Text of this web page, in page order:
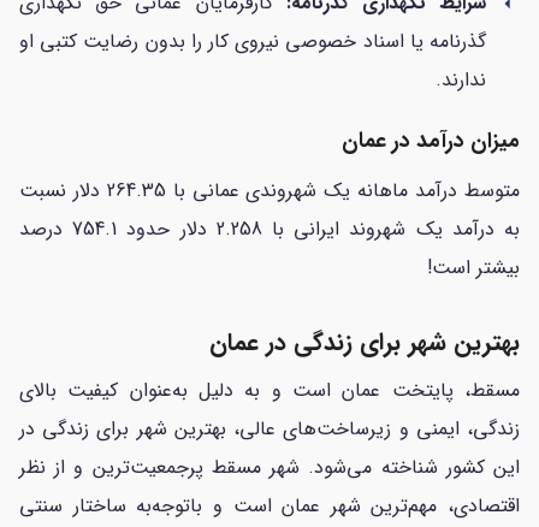
گذرنامه یا اسناد خصوصی نیروی کار را بدون رضایت کتبی او
ندارند.
میزان درآمد در عمان
متوسط درآمد ماهانه یک شهروندی عمانی با 264.35 دلار نسبت
به درآمد یک شهروند ایرانی با 2.258 دلار حدود 754.1 درصد
بیشتر است!
بهترین شهر برای زندگی در عمان
مسقط، پایتخت عمان است و به دلیل به‌عنوان کیفیت بالای
زندگی، ایمنی و زیرساخت‌های عالی، بهترین شهر برای زندگی در
این کشور شناخته می‌شود. شهر مسقط پرجمعیت‌ترین و از نظر
اقتصادی، مهم‌ترین شهر عمان است و باتوجه‌به ساختار سنتی